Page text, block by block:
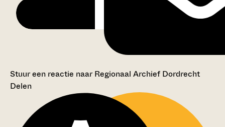
Stuur een reactie naar Regionaal Archief Dordrecht
Delen